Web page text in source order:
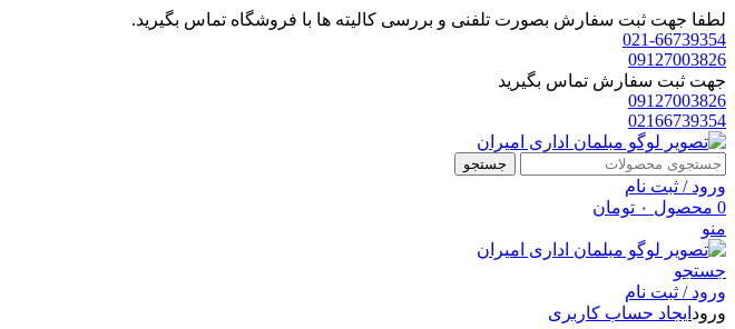
لطفا جهت ثبت سفارش بصورت تلفنی و بررسی کالیته ها با فروشگاه تماس بگیرید.
021-66739354
09127003826
جهت ثبت سفارش تماس بگیرید
09127003826
02166739354
جستجو
ورود / ثبت نام
0 محصول ۰ تومان
منو
جستجو
ورود / ثبت نام
ورود ایجاد حساب کاربری